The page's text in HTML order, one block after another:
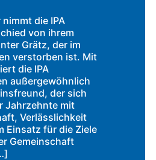
die IPA
von ihrem
Grätz, der im
verstorben ist. Mit
die IPA
außergewöhnlich
der sich
Jahrzehnte mit
Verlässlichkeit
Einsatz für die Ziele
Gemeinschaft